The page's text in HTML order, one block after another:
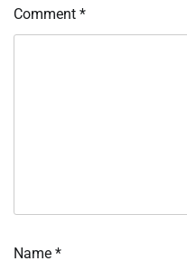
Comment *
Name *